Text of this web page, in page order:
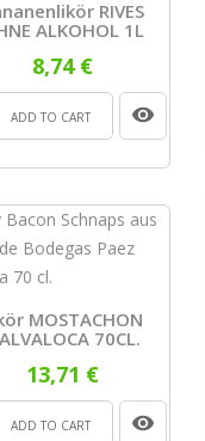
RIVES
ALKOHOL 1L
8,74 €
ADD TO CART
MOSTACHON
70CL.
13,71 €
ADD TO CART